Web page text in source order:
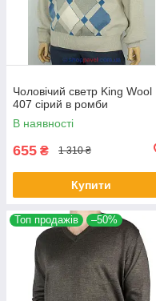
Чоловічий светр King Wool
407 сірий в ромби
В наявності
655 ₴ 1 310 ₴
Купити
Топ продажів –50%